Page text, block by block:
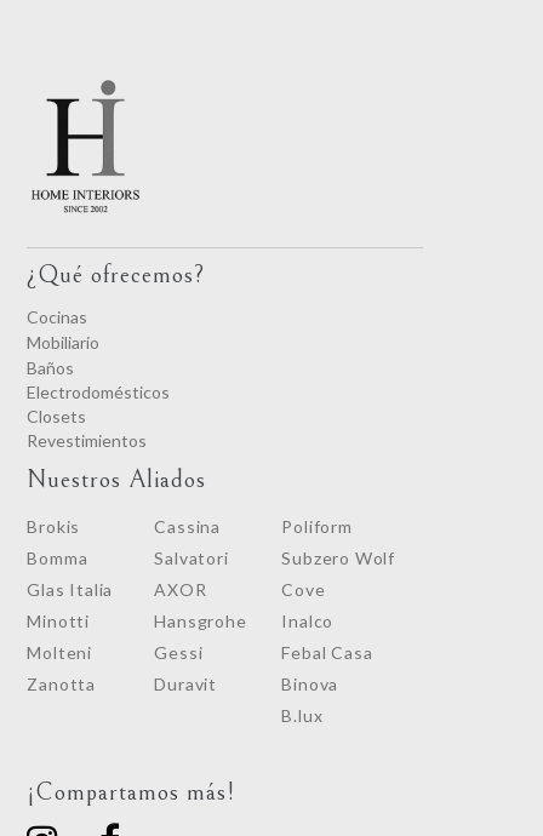
¿Qué ofrecemos?
Cocinas
Mobiliario
Baños
Electrodomésticos
Closets
Revestimientos
Nuestros Aliados
Brokis
Bomma
Glas Italia
Minotti
Molteni
Zanotta
Cassina
Salvatori
AXOR
Hansgrohe
Gessi
Duravit
Poliform
Subzero Wolf
Cove
Inalco
Febal Casa
Binova
B.lux
¡Compartamos más!